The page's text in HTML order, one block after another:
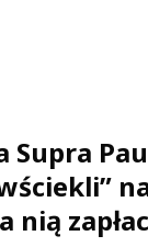
Supra
nią